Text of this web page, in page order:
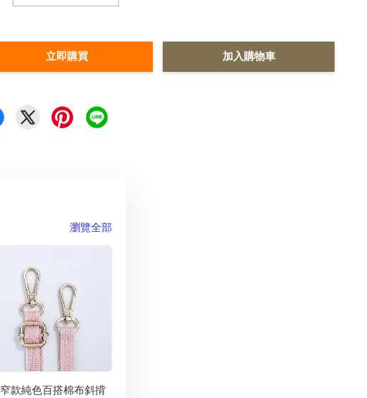
立即購買 加入購物車
瀏覽全部
窄款純色百搭棉布斜揹